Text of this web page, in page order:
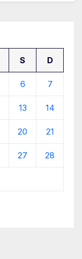
S D
6 7
13 14
20 21
27 28